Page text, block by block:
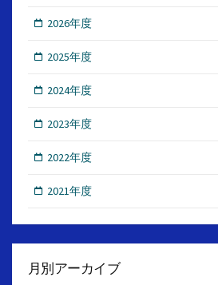
2026年度
2025年度
2024年度
2023年度
2022年度
2021年度
月別アーカイブ